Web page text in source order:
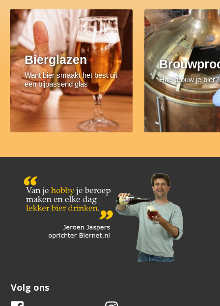
Bierglazen
Want bier smaakt het best uit
een bijpassend glas
Hoe brouw je bier?
Volg ons